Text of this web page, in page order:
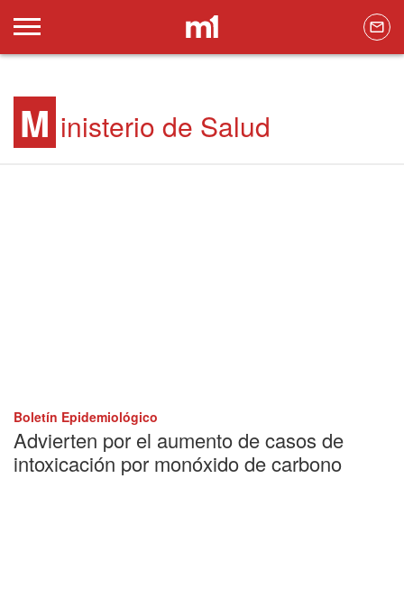
M inisterio de Salud
Boletín Epidemiológico
Advierten por el aumento de casos de
intoxicación por monóxido de carbono